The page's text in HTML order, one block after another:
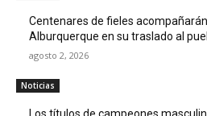
Centenares de fieles
Alburquerque en su traslado al
agosto 2, 2026
Noticias